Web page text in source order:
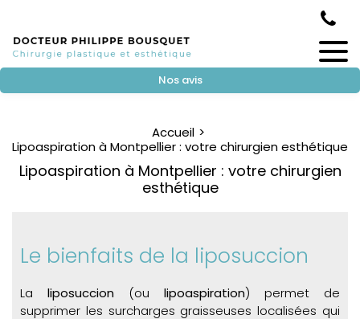
Nos avis
Accueil
Lipoaspiration à Montpellier : votre chirurgien esthétique
Lipoaspiration à Montpellier : votre chirurgien
esthétique
Le bienfaits de la liposuccion
La liposuccion (ou lipoaspiration) permet de
supprimer les surcharges graisseuses localisées qui